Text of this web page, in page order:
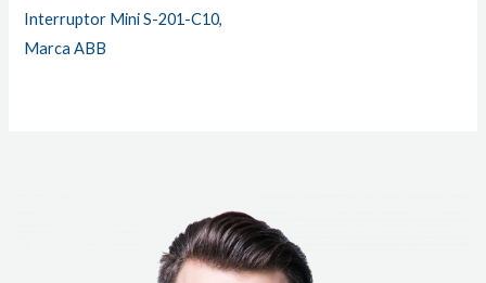
Interruptor Mini S-201-C10,
Marca ABB